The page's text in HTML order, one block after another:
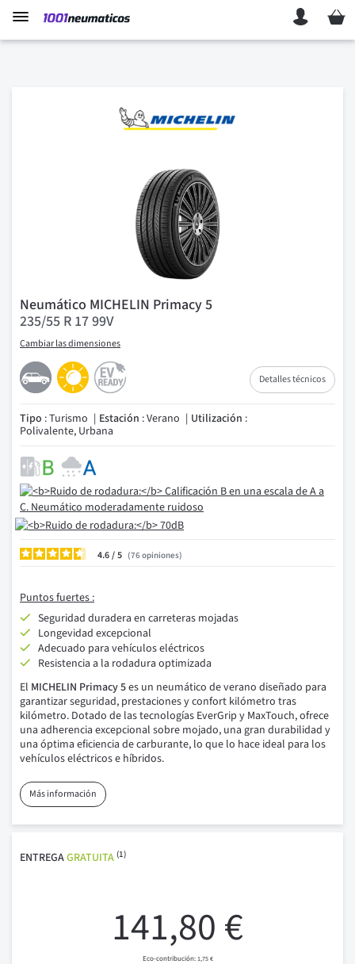
Mi
Neumático MICHELIN Primacy 5
235/55 R 17 99V
Cambiar las dimensiones
Detalles técnicos
Tipo : Turismo Estación : Verano Utilización :
Polivalente, Urbana
4.6/ 76opiniones
Puntos fuertes :
Seguridad duradera en carreteras mojadas
Longevidad excepcional
Adecuado para vehículos eléctricos
Resistencia a la rodadura optimizada
El MICHELIN Primacy 5es un neumático de verano diseñado para
garantizar seguridad, prestaciones y confort kilómetro tras
kilómetro. Dotado de las tecnologías EverGrip y MaxTouch, ofrece
una adherencia excepcional sobre mojado, una gran durabilidad y
una óptima eficiencia de carburante, lo que lo hace ideal para los
vehículos eléctricos e híbridos.
Más información
ENTREGAGRATUITA (1)
141,80 €
1,75 €